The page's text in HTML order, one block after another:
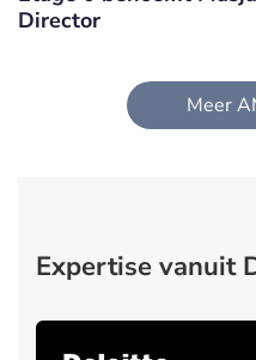
Director
Meer
Expertise vanuit